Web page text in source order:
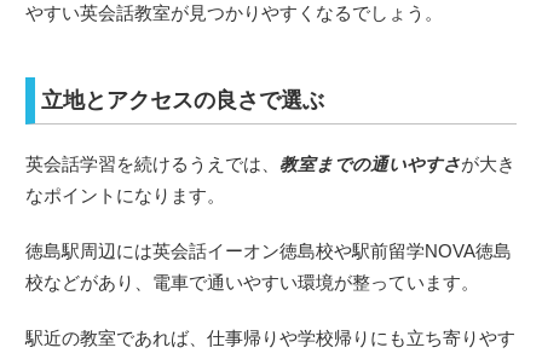
やすい英会話教室が見つかりやすくなるでしょう。
立地とアクセスの良さで選ぶ
英会話学習を続けるうえでは、 教室までの通いやすさが大き
なポイントになります。
徳島駅周辺には英会話イーオン徳島校や駅前留学NOVA徳島
校などがあり、電車で通いやすい環境が整っています。
駅近の教室であれば、仕事帰りや学校帰りにも立ち寄りやす